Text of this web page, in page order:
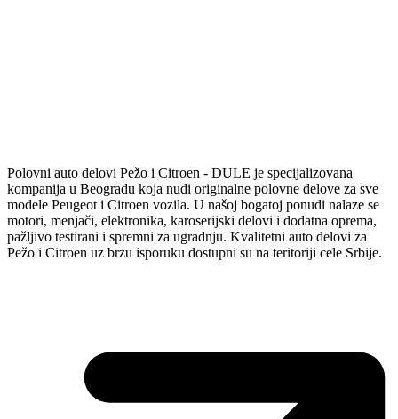
Polovni auto delovi Pežo i Citroen - DULE je specijalizovana
kompanija u Beogradu koja nudi originalne polovne delove za sve
modele Peugeot i Citroen vozila. U našoj bogatoj ponudi nalaze se
motori, menjači, elektronika, karoserijski delovi i dodatna oprema,
pažljivo testirani i spremni za ugradnju. Kvalitetni auto delovi za
Pežo i Citroen uz brzu isporuku dostupni su na teritoriji cele Srbije.